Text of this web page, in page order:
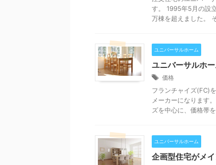
す。 1995年5月の設
万棟を超えました。
ユニバーサルホーム
ユニバーサルホ
価格
フランチャイズ(FC)
メーカーになります
ズを中心に、価格帯
ユニバーサルホーム
企画型住宅がメ